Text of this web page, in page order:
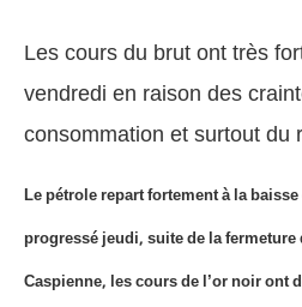
Les cours du brut ont très
vendredi en raison des
consommation et surtout du
Le pétrole repart fortement à la
progressé jeudi, suite de la
Caspienne, les cours de l’or noir ont